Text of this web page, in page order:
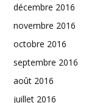
décembre 2016
novembre 2016
octobre 2016
septembre 2016
août 2016
juillet 2016